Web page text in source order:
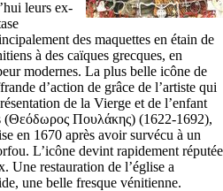
leurs ex-
des maquettes en étain de
à des caïques grecques, en
modernes. La plus belle icône de
d’action de grâce de l’artiste qui
de la Vierge et de l’enfant
(Θεόδωρος Πουλάκης) (1622-1692),
en 1670 après avoir survécu à un
L’icône devint rapidement réputée
Une restauration de l’église a
une belle fresque vénitienne.